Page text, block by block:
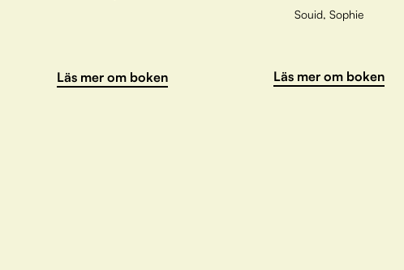
Läs mer om boken
Souid, Sophie
Läs mer om boken